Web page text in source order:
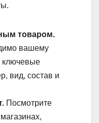
товаром.
вашему
ключевые
вид, состав и
Посмотрите